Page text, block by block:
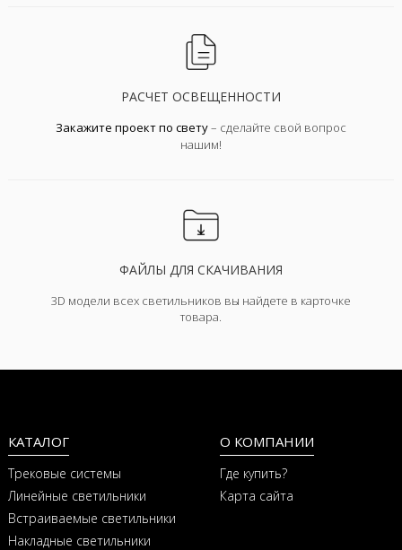
РАСЧЕТ ОСВЕЩЕННОСТИ
Закажите проект по свету– сделайте свой вопрос
нашим!
ФАЙЛЫ ДЛЯ СКАЧИВАНИЯ
3D модели всех светильников вы найдете в карточке
товара.
КАТАЛОГ
Трековые системы
Линейные светильники
Встраиваемые светильники
Накладные светильники
О КОМПАНИИ
Где купить?
Карта сайта